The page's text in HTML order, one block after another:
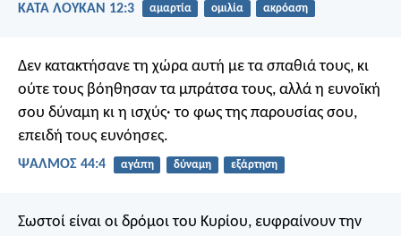
ΚΑΤΑ ΛΟΥΚΑΝ 12:3 αμαρτία ομιλία ακρόαση
Δεν κατακτήσανε τη χώρα αυτή με τα σπαθιά τους, κι
ούτε τους βόηθησαν τα μπράτσα τους, αλλά η ευνοϊκή
σου δύναμη κι η ισχύς· το φως της παρουσίας σου,
επειδή τους ευνόησες.
ΨΑΛΜΌΣ 44:4 αγάπη δύναμη εξάρτηση
Σωστοί είναι οι δρόμοι του Κυρίου, ευφραίνουν την